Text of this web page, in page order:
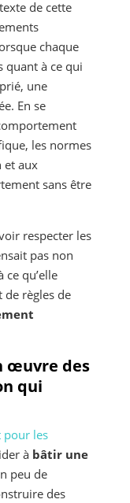
de cette
chaque
quant à ce qui
une
En se
les normes
et aux
sans être
respecter les
pas non
ce qu’elle
de règles de
œuvre des
qui
pour les
à bâtir une
peu de
des